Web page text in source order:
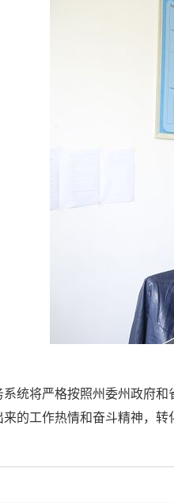
统将严格按照州委州政府
的工作热情和奋斗精神，